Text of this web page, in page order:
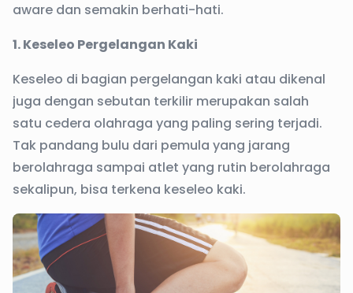
aware dan semakin berhati-hati.
1. Keseleo Pergelangan Kaki
Keseleo di bagian pergelangan kaki atau dikenal
juga dengan sebutan terkilir merupakan salah
satu cedera olahraga yang paling sering terjadi.
Tak pandang bulu dari pemula yang jarang
berolahraga sampai atlet yang rutin berolahraga
sekalipun, bisa terkena keseleo kaki.